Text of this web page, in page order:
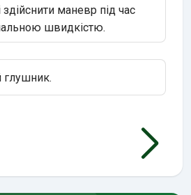
маневр під час
швидкістю.
глушник.